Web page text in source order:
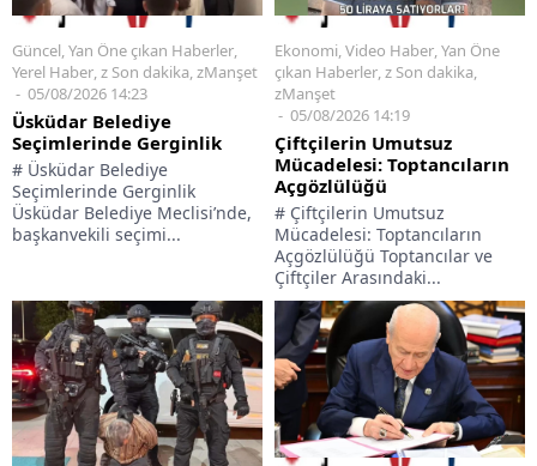
Güncel,Yan Öne çıkan Haberler,
Yerel Haber,z Son dakika,zManşet
05/08/2026 14:23
Üsküdar Belediye
Seçimlerinde Gerginlik
# Üsküdar Belediye
Seçimlerinde Gerginlik
Üsküdar Belediye Meclisi’nde,
başkanvekili seçimi...
Ekonomi,Video Haber,Yan Öne
çıkan Haberler,z Son dakika,
zManşet
05/08/2026 14:19
Çiftçilerin Umutsuz
Mücadelesi: Toptancıların
Açgözlülüğü
# Çiftçilerin Umutsuz
Mücadelesi: Toptancıların
Açgözlülüğü Toptancılar ve
Çiftçiler Arasındaki...